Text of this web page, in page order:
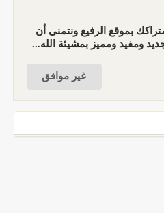
بموقع الرفيع ونتمنى أن
ومفيد ومميز بمشيئة الله...